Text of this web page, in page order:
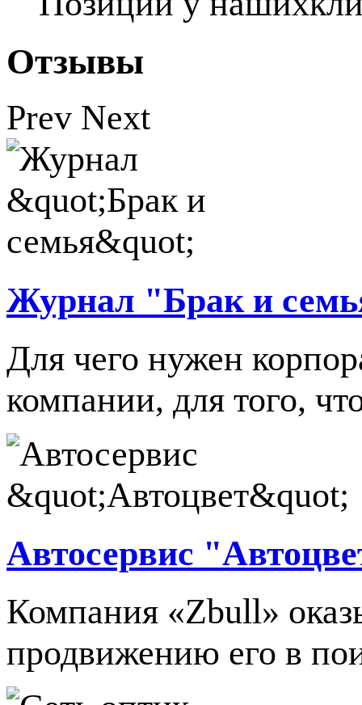
Отзывы
Prev Next
Журнал "Брак и
Для чего нужен
компании, для того,
Автосервис
Компания «Zbull»
продвижению его в